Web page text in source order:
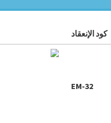
كود الإنعقاد
EM-32